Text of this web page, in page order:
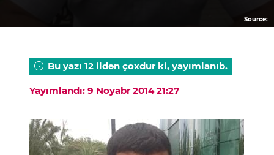
Source:
Bu yazı 12 ildən çoxdur ki, yayımlanıb.
Yayımlandı: 9 Noyabr 2014 21:27